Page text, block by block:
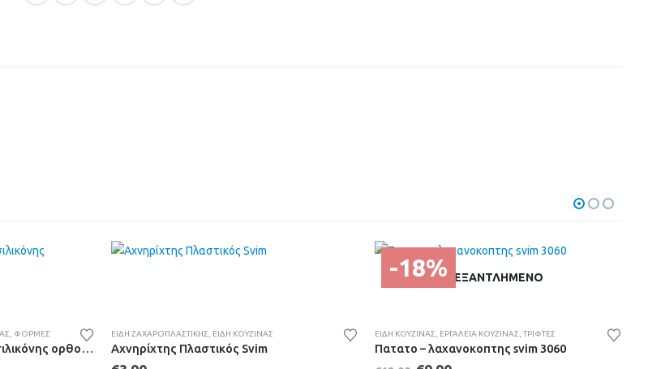
, ΦΌΡΜΕΣ
Φόρμα ζαχαροπλαστικής σιλικόνης ορθογώνια 23 x 18cm
ΕΊΔΗ ΖΑΧΑΡΟΠΛΑΣΤΙΚΉΣ, ΕΊΔΗ ΚΟΥΖΊΝΑΣ
Αχνηρίχτης Πλαστικός Svim
-18% ΕΞΑΝΤΛΗΜΈΝΟ
ΕΊΔΗ ΚΟΥΖΊΝΑΣ, ΕΡΓΑΛΕΊΑ ΚΟΥΖΊΝΑΣ, ΤΡΊΦΤΕΣ
Πατατο – λαχανοκοπτης svim 3060